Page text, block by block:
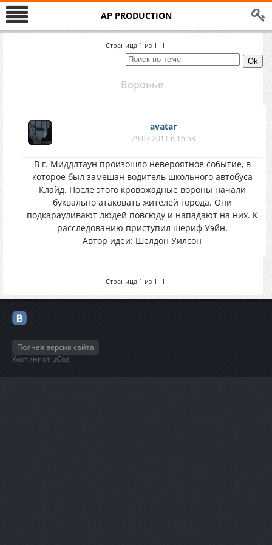
AP PRODUCTION
Страница 1 из 1 1
Воронье
avatar
29.07.2011 в 16:53
В г. Миддлтаун произошло невероятное событие, в
которое был замешан водитель школьного автобуса
Клайд. После этого кровожадные вороны начали
буквально атаковать жителей города. Они
подкарауливают людей повсюду и нападают на них. К
расследованию приступил шериф Уэйн.
Автор идеи: Шелдон Уилсон
Страница 1 из 1 1
Полная версия сайта
Хостинг от uCoz